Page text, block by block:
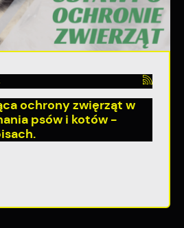
ochrony zwięrząt w
psów i kotów -